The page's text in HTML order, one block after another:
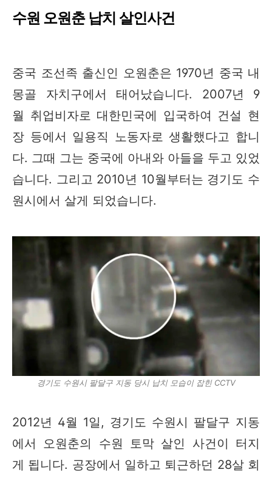
수원 오원춘 납치 살인사건
중국 조선족 출신인 오원춘은 1970년 중국 내
몽골 자치구에서 태어났습니다. 2007년 9
월 취업비자로 대한민국에 입국하여 건설 현
장 등에서 일용직 노동자로 생활했다고 합니
다. 그때 그는 중국에 아내와 아들을 두고 있었
습니다. 그리고 2010년 10월부터는 경기도 수
원시에서 살게 되었습니다.
경기도 수원시 팔달구 지동 당시 납치 모습이 잡힌 CCTV
2012년 4월 1일, 경기도 수원시 팔달구 지동
에서 오원춘의 수원 토막 살인 사건이 터지
게 됩니다. 공장에서 일하고 퇴근하던 28살 회